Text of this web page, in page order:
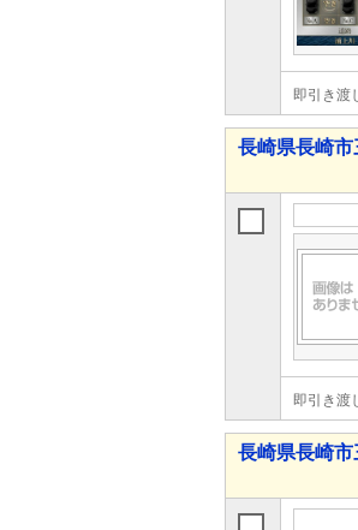
即引き渡
長崎県長崎市
即引き渡
長崎県長崎市